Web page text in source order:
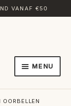
VANAF €50
MENU
OORBELLEN